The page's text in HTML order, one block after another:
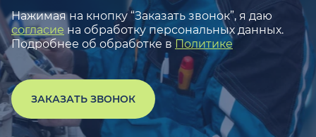
Нажимая на кнопку “Заказать звонок”, я даю
согласие на обработку персональных данных.
Подробнее об обработке в Политике
ЗАКАЗАТЬ ЗВОНОК